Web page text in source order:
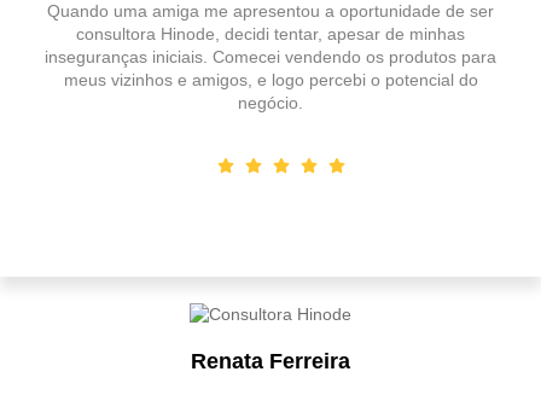
Renata Ferreira
Quando uma amiga me apresentou a oportunidade de ser
consultora Hinode, decidi tentar, apesar de minhas
inseguranças iniciais. Comecei vendendo os produtos para
meus vizinhos e amigos, e logo percebi o potencial do
negócio.